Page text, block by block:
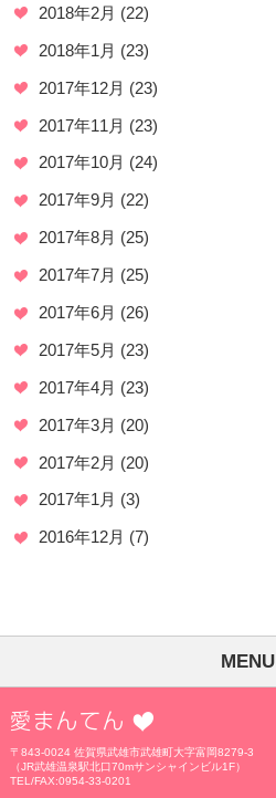
2018年2月 (22)
2018年1月 (23)
2017年12月 (23)
2017年11月 (23)
2017年10月 (24)
2017年9月 (22)
2017年8月 (25)
2017年7月 (25)
2017年6月 (26)
2017年5月 (23)
2017年4月 (23)
2017年3月 (20)
2017年2月 (20)
2017年1月 (3)
2016年12月 (7)
MENU
愛まんてん
〒843-0024 佐賀県武雄市武雄町大字富岡8279-3
（JR武雄温泉駅北口70mサンシャインビル1F）
TEL/FAX:0954-33-0201